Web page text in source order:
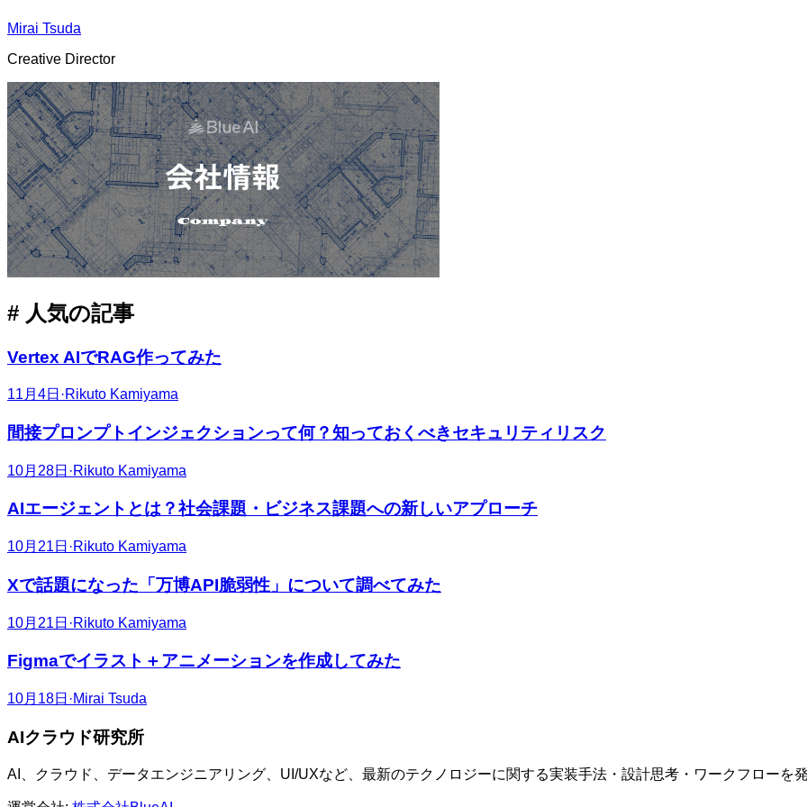
Mirai Tsuda​​​​‌ ‍ ​‍​‍‌‍ ‌ ​‍‌‍‍‌‌‍‌ ‌‍‍‌‌‍ ‍​‍​‍​ ‍‍​‍​‍‌ ​ ‌‍​‌‌‍ ‍‌‍‍‌‌ ‌​‌ ‍‌​‍ ‍‌‍‍‌‌‍ ​‍​‍​‍ ​​‍​‍‌‍‍​‌ ​‍‌‍‌‌‌‍‌‍​‍​‍​ ‍‍​‍​‍‌‍‍​‌ ‌​‌ ‌​‌ ​​​ ‍‍​‍ ​‍ ‌‍ ​‌‍ ‌‍​ ‌‍​‌‌‍ ​‌‍‍​‌‍ ‌ ​ ‌ ‌​​ ‍‍​ ​ ​ ​ ​ ​ ​ ​ ​‍ ‌‍‍‌‌‍ ‍‌ ‌​‌‍‌‌‌‍ ‍‌ ‌​​‍ ‌‍‌‌‌‍‌​‌‍‍‌‌ ‌​​‍ ‌‍ ‌‌‍ ‌‍‌​‌‍‌‌​ ‌‌ ​​‌ ​‍‌‍‌‌‌ ​ ‌‍‌‌‌‍ ‍‌ ‌​‌‍​‌‌ ‌​‌‍‍‌‌‍ ‌‍ ‍​ ‍ ‌‍‍‌‌‍‌​​ ‌​ ‌​​ ‌‌‌‍​‌‌‍​‍​ ‌​​ ‌‌​ ‍​​ ​ ​‍ ‌​ ‌ ​ ​ ‌‍​‍‌‍‌​​‍ ‌​ ‌​‌‍​‍‌‍‌‍​ ​ ​‍ ‌‌‍​‍​ ‍‌​ ​​‌‍​‍​‍ ‌​ ‌ ​ ‌‌​ ‌‌‌‍‌‍​ ​‌‌‍‌‌‌‍​‍​ ‌‌‌‍‌​​ ​‌‌‍‌‌​ ‌​​ ‍ ‌ ‌​‌ ‍‌‌ ​​‌‍‌‌​ ‌‌‍​‌‌ ‌‌‌ ‌​‌‍‍​‌‍ ‌ ​‍​ ‍ ‌ ​​‌‍​‌‌ ‌​‌‍‍​​ ‌‌‍ ‍‌‍​‌‌‍ ‌‌‍‌‌​ ‌‍​‍‌‍​‌‌ ​ ‌‍‌‌‌‌‌‌‌ ​‍‌‍ ​​ ‌‌‍‍​‌ ‌​‌ ‌​‌ ​​​‍‌‌​ ​ ‌​​‌​‍‌‌​ ​‍‌​‌‍​‍‌‌​ ​‍‌​‌‍‌‍ ​‌‍ ‌‍​ ‌‍​‌‌‍ ​‌‍‍​‌‍ ‌ ​ ‌ ‌​​‍‌‌​ ​ ‌​​‌​ ​ ​ ​ ​ ​ ​ ​ ​‍‌‍‌‍‍‌‌‍‌​​ ‌​ ‌​​ ‌‌‌‍​‌‌‍​‍​ ‌​​ ‌‌​ ‍​​ ​ ​‍ ‌​ ‌ ​ ​ ‌‍​‍‌‍‌​​‍ ‌​ ‌​‌‍​‍‌‍‌‍​ ​ ​‍ ‌‌‍​‍​ ‍‌​ ​​‌‍​‍​‍ ‌​ ‌ ​ ‌‌​ ‌‌‌‍‌‍​ ​‌‌‍‌‌‌‍​‍​ ‌‌‌‍‌​​ ​‌‌‍‌‌​ ‌​​‍‌‍‌ ‌​‌ ‍‌‌ ​​‌‍‌‌​ ‌‌‍​‌‌ ‌‌‌ ‌​‌‍‍​‌‍ ‌ ​‍​‍‌‍‌ ​​‌‍​‌‌ ‌​‌‍‍​​ ‌‌‍ ‍‌‍​‌‌‍ ‌‌‍‌‌​‍‌‍‌ ​​‌‍‌‌‌ ​‍‌ ​ ‌ ​​‌‍‌‌‌‍​ ‌ ‌​‌‍‍‌‌ ‌‍‌‍‌‌​ ‌‌ ​​‌ ‌‌‌‍​‍‌‍ ​‌‍‍‌‌ ​ ‌‍‍​‌‍‌‌‌‍‌​​‍​‍‌ ‌
Creative Director​​​​‌ ‍ ​‍​‍‌‍ ‌ ​‍‌‍‍‌‌‍‌ ‌‍‍‌‌‍ ‍​‍​‍​ ‍‍​‍​‍‌ ​ ‌‍​‌‌‍ ‍‌‍‍‌‌ ‌​‌ ‍‌​‍ ‍‌‍‍‌‌‍ ​‍​‍​‍ ​​‍​‍‌‍‍​‌ ​‍‌‍‌‌‌‍‌‍​‍​‍​ ‍‍​‍​‍‌‍‍​‌ ‌​‌ ‌​‌ ​​​ ‍‍​‍ ​‍ ‌‍ ​‌‍ ‌‍​ ‌‍​‌‌‍ ​‌‍‍​‌‍ ‌ ​ ‌ ‌​​ ‍‍​ ​ ​ ​ ​ ​ ​ ​ ​‍ ‌‍‍‌‌‍ ‍‌ ‌​‌‍‌‌‌‍ ‍‌ ‌​​‍ ‌‍‌‌‌‍‌​‌‍‍‌‌ ‌​​‍ ‌‍ ‌‌‍ ‌‍‌​‌‍‌‌​ ‌‌ ​​‌ ​‍‌‍‌‌‌ ​ ‌‍‌‌‌‍ ‍‌ ‌​‌‍​‌‌ ‌​‌‍‍‌‌‍ ‌‍ ‍​ ‍ ‌‍‍‌‌‍‌​​ ‌​ ‌​​ ‌‌‌‍​‌‌‍​‍​ ‌​​ ‌‌​ ‍​​ ​ ​‍ ‌​ ‌ ​ ​ ‌‍​‍‌‍‌​​‍ ‌​ ‌​‌‍​‍‌‍‌‍​ ​ ​‍ ‌‌‍​‍​ ‍‌​ ​​‌‍​‍​‍ ‌​ ‌ ​ ‌‌​ ‌‌‌‍‌‍​ ​‌‌‍‌‌‌‍​‍​ ‌‌‌‍‌​​ ​‌‌‍‌‌​ ‌​​ ‍ ‌ ‌​‌ ‍‌‌ ​​‌‍‌‌​ ‌‌‍​‌‌ ‌‌‌ ‌​‌‍‍​‌‍ ‌ ​‍​ ‍ ‌ ​​‌‍​‌‌ ‌​‌‍‍​​ ‌‌ ​​‌‍ ‌ ​ ‌‍‍‌‌ ‌​‌‍‍‌‌‍ ‌‍ ‍​ ‌‍​‍‌‍​‌‌ ​ ‌‍‌‌‌‌‌‌‌ ​‍‌‍ ​​ ‌‌‍‍​‌ ‌​‌ ‌​‌ ​​​‍‌‌​ ​ ‌​​‌​‍‌‌​ ​‍‌​‌‍​‍‌‌​ ​‍‌​‌‍‌‍ ​‌‍ ‌‍​ ‌‍​‌‌‍ ​‌‍‍​‌‍ ‌ ​ ‌ ‌​​‍‌‌​ ​ ‌​​‌​ ​ ​ ​ ​ ​ ​ ​ ​‍‌‍‌‍‍‌‌‍‌​​ ‌​ ‌​​ ‌‌‌‍​‌‌‍​‍​ ‌​​ ‌‌​ ‍​​ ​ ​‍ ‌​ ‌ ​ ​ ‌‍​‍‌‍‌​​‍ ‌​ ‌​‌‍​‍‌‍‌‍​ ​ ​‍ ‌‌‍​‍​ ‍‌​ ​​‌‍​‍​‍ ‌​ ‌ ​ ‌‌​ ‌‌‌‍‌‍​ ​‌‌‍‌‌‌‍​‍​ ‌‌‌‍‌​​ ​‌‌‍‌‌​ ‌​​‍‌‍‌ ‌​‌ ‍‌‌ ​​‌‍‌‌​ ‌‌‍​‌‌ ‌‌‌ ‌​‌‍‍​‌‍ ‌ ​‍​‍‌‍‌ ​​‌‍​‌‌ ‌​‌‍‍​​ ‌‌ ​​‌‍ ‌ ​ ‌‍‍‌‌ ‌​‌‍‍‌‌‍ ‌‍ ‍​‍‌‍‌ ​​‌‍‌‌‌ ​‍‌ ​ ‌ ​​‌‍‌‌‌‍​ ‌ ‌​‌‍‍‌‌ ‌‍‌‍‌‌​ ‌‌ ​​‌ ‌‌‌‍​‍‌‍ ​‌‍‍‌‌ ​ ‌‍‍​‌‍‌‌‌‍‌​​‍​‍‌ ‌
# 人気の記事
Vertex AIでRAG作ってみた​​​​‌ ‍ ​‍​‍‌‍ ‌ ​‍‌‍‍‌‌‍‌ ‌‍‍‌‌‍ ‍​‍​‍​ ‍‍​‍​‍‌ ​ ‌‍​‌‌‍ ‍‌‍‍‌‌ ‌​‌ ‍‌​‍ ‍‌‍‍‌‌‍ ​‍​‍​‍ ​​‍​‍‌‍‍​‌ ​‍‌‍‌‌‌‍‌‍​‍​‍​ ‍‍​‍​‍‌‍‍​‌ ‌​‌ ‌​‌ ​​​ ‍‍​‍ ​‍ ‌‍ ​‌‍ ‌‍​ ‌‍​‌‌‍ ​‌‍‍​‌‍ ‌ ​ ‌ ‌​​ ‍‍​ ​ ​ ​ ​ ​ ​ ​ ​‍ ‌‍‍‌‌‍ ‍‌ ‌​‌‍‌‌‌‍ ‍‌ ‌​​‍ ‌‍‌‌‌‍‌​‌‍‍‌‌ ‌​​‍ ‌‍ ‌‌‍ ‌‍‌​‌‍‌‌​ ‌‌ ​​‌ ​‍‌‍‌‌‌ ​ ‌‍‌‌‌‍ ‍‌ ‌​‌‍​‌‌ ‌​‌‍‍‌‌‍ ‌‍ ‍​ ‍ ‌‍‍‌‌‍‌​​ ‌​ ​ ​ ​ ‌‍​ ‌‍‌‌‌‍​ ‌‍​‌​ ‌‍​ ‍‌​‍ ‌‌‍‌​‌‍​ ​ ‌‌​ ​‌​‍ ‌​ ‌​‌‍‌‌​ ‌ ‌‍‌‌​‍ ‌​ ‍​‌‍‌‍​ ‍‌‌‍‌‌​‍ ‌‌‍‌​‌‍‌‌​ ​​​ ‌ ​ ‌‍​ ​‍‌‍​‌​ ‌ ​ ‍​‌‍‌​‌‍‌​​ ​ ​ ‍ ‌ ‌​‌ ‍‌‌ ​​‌‍‌‌​ ‌‌‍​‌‌ ​‍‌ ‌​‌‍‍‌‌‍​ ‌‍ ​‌‍‌‌​ ‍ ‌ ​​‌‍​‌‌ ‌​‌‍‍​​ ‌‌ ‌​‌‍‍‌‌ ‌​‌‍ ​‌‍‌‌​ ‌‍​‍‌‍​‌‌ ​ ‌‍‌‌‌‌‌‌‌ ​‍‌‍ ​​ ‌‌‍‍​‌ ‌​‌ ‌​‌ ​​​‍‌‌​ ​ ‌​​‌​‍‌‌​ ​‍‌​‌‍​‍‌‌​ ​‍‌​‌‍‌‍ ​‌‍ ‌‍​ ‌‍​‌‌‍ ​‌‍‍​‌‍ ‌ ​ ‌ ‌​​‍‌‌​ ​ ‌​​‌​ ​ ​ ​ ​ ​ ​ ​ ​‍‌‍‌‍‍‌‌‍‌​​ ‌​ ​ ​ ​ ‌‍​ ‌‍‌‌‌‍​ ‌‍​‌​ ‌‍​ ‍‌​‍ ‌‌‍‌​‌‍​ ​ ‌‌​ ​‌​‍ ‌​ ‌​‌‍‌‌​ ‌ ‌‍‌‌​‍ ‌​ ‍​‌‍‌‍​ ‍‌‌‍‌‌​‍ ‌‌‍‌​‌‍‌‌​ ​​​ ‌ ​ ‌‍​ ​‍‌‍​‌​ ‌ ​ ‍​‌‍‌​‌‍‌​​ ​ ​‍‌‍‌ ‌​‌ ‍‌‌ ​​‌‍‌‌​ ‌‌‍​‌‌ ​‍‌ ‌​‌‍‍‌‌‍​ ‌‍ ​‌‍‌‌​‍‌‍‌ ​​‌‍​‌‌ ‌​‌‍‍​​ ‌‌ ‌​‌‍‍‌‌ ‌​‌‍ ​‌‍‌‌​‍‌‍‌ ​​‌‍‌‌‌ ​‍‌ ​ ‌ ​​‌‍‌‌‌‍​ ‌ ‌​‌‍‍‌‌ ‌‍‌‍‌‌​ ‌‌ ​​‌ ‌‌‌‍​‍‌‍ ​‌‍‍‌‌ ​ ‌‍‍​‌‍‌‌‌‍‌​​‍​‍‌ ‌
11月4日 ·Rikuto Kamiyama​​​​‌ ‍ ​‍​‍‌‍ ‌ ​‍‌‍‍‌‌‍‌ ‌‍‍‌‌‍ ‍​‍​‍​ ‍‍​‍​‍‌ ​ ‌‍​‌‌‍ ‍‌‍‍‌‌ ‌​‌ ‍‌​‍ ‍‌‍‍‌‌‍ ​‍​‍​‍ ​​‍​‍‌‍‍​‌ ​‍‌‍‌‌‌‍‌‍​‍​‍​ ‍‍​‍​‍‌‍‍​‌ ‌​‌ ‌​‌ ​​​ ‍‍​‍ ​‍ ‌‍ ​‌‍ ‌‍​ ‌‍​‌‌‍ ​‌‍‍​‌‍ ‌ ​ ‌ ‌​​ ‍‍​ ​ ​ ​ ​ ​ ​ ​ ​‍ ‌‍‍‌‌‍ ‍‌ ‌​‌‍‌‌‌‍ ‍‌ ‌​​‍ ‌‍‌‌‌‍‌​‌‍‍‌‌ ‌​​‍ ‌‍ ‌‌‍ ‌‍‌​‌‍‌‌​ ‌‌ ​​‌ ​‍‌‍‌‌‌ ​ ‌‍‌‌‌‍ ‍‌ ‌​‌‍​‌‌ ‌​‌‍‍‌‌‍ ‌‍ ‍​ ‍ ‌‍‍‌‌‍‌​​ ‌​ ‌ ​ ​​​ ​ ‌‍‌​​ ‌‍​ ​ ​ ​​‌‍​‍​‍ ‌‌‍​‍​ ‌‍‌‍‌‌‌‍‌​​‍ ‌​ ‌​​ ‌‌​ ​ ‌‍​‍​‍ ‌‌‍​‌‌‍‌‍​ ‌ ​ ‍​​‍ ‌‌‍​‌‌‍‌‌​ ​‌‌‍​‍​ ‌ ​ ​ ​ ‍​​ ‌‍​ ‍‌‌‍​‍​ ‍​​ ​​​ ‍ ‌ ‌​‌ ‍‌‌ ​​‌‍‌‌​ ‌‌‍​‌‌ ‌‌‌ ‌​‌‍‍​‌‍ ‌ ​‍​ ‍ ‌ ​​‌‍​‌‌ ‌​‌‍‍​​ ‌‌‍ ‍‌‍​‌‌‍ ‌‌‍‌‌​ ‌‍​‍‌‍​‌‌ ​ ‌‍‌‌‌‌‌‌‌ ​‍‌‍ ​​ ‌‌‍‍​‌ ‌​‌ ‌​‌ ​​​‍‌‌​ ​ ‌​​‌​‍‌‌​ ​‍‌​‌‍​‍‌‌​ ​‍‌​‌‍‌‍ ​‌‍ ‌‍​ ‌‍​‌‌‍ ​‌‍‍​‌‍ ‌ ​ ‌ ‌​​‍‌‌​ ​ ‌​​‌​ ​ ​ ​ ​ ​ ​ ​ ​‍‌‍‌‍‍‌‌‍‌​​ ‌​ ‌ ​ ​​​ ​ ‌‍‌​​ ‌‍​ ​ ​ ​​‌‍​‍​‍ ‌‌‍​‍​ ‌‍‌‍‌‌‌‍‌​​‍ ‌​ ‌​​ ‌‌​ ​ ‌‍​‍​‍ ‌‌‍​‌‌‍‌‍​ ‌ ​ ‍​​‍ ‌‌‍​‌‌‍‌‌​ ​‌‌‍​‍​ ‌ ​ ​ ​ ‍​​ ‌‍​ ‍‌‌‍​‍​ ‍​​ ​​​‍‌‍‌ ‌​‌ ‍‌‌ ​​‌‍‌‌​ ‌‌‍​‌‌ ‌‌‌ ‌​‌‍‍​‌‍ ‌ ​‍​‍‌‍‌ ​​‌‍​‌‌ ‌​‌‍‍​​ ‌‌‍ ‍‌‍​‌‌‍ ‌‌‍‌‌​‍‌‍‌ ​​‌‍‌‌‌ ​‍‌ ​ ‌ ​​‌‍‌‌‌‍​ ‌ ‌​‌‍‍‌‌ ‌‍‌‍‌‌​ ‌‌ ​​‌ ‌‌‌‍​‍‌‍ ​‌‍‍‌‌ ​ ‌‍‍​‌‍‌‌‌‍‌​​‍​‍‌ ‌
間接プロンプトインジェクションって何？知っておくべきセキュリティリスク​​​​‌ ‍ ​‍​‍‌‍ ‌ ​‍‌‍‍‌‌‍‌ ‌‍‍‌‌‍ ‍​‍​‍​ ‍‍​‍​‍‌ ​ ‌‍​‌‌‍ ‍‌‍‍‌‌ ‌​‌ ‍‌​‍ ‍‌‍‍‌‌‍ ​‍​‍​‍ ​​‍​‍‌‍‍​‌ ​‍‌‍‌‌‌‍‌‍​‍​‍​ ‍‍​‍​‍‌‍‍​‌ ‌​‌ ‌​‌ ​​​ ‍‍​‍ ​‍ ‌‍ ​‌‍ ‌‍​ ‌‍​‌‌‍ ​‌‍‍​‌‍ ‌ ​ ‌ ‌​​ ‍‍​ ​ ​ ​ ​ ​ ​ ​ ​‍ ‌‍‍‌‌‍ ‍‌ ‌​‌‍‌‌‌‍ ‍‌ ‌​​‍ ‌‍‌‌‌‍‌​‌‍‍‌‌ ‌​​‍ ‌‍ ‌‌‍ ‌‍‌​‌‍‌‌​ ‌‌ ​​‌ ​‍‌‍‌‌‌ ​ ‌‍‌‌‌‍ ‍‌ ‌​‌‍​‌‌ ‌​‌‍‍‌‌‍ ‌‍ ‍​ ‍ ‌‍‍‌‌‍‌​​ ‌​ ‌ ​ ‍​‌‍‌‌​ ‌​‌‍‌​‌‍‌​​ ‌‌​ ​‍​‍ ‌​ ​​​ ‌‍​ ​ ​ ‌‌​‍ ‌​ ‌​‌‍​ ​ ​ ‌‍​‍​‍ ‌​ ‍​​ ‌‌‌‍​‌‌‍‌​​‍ ‌​ ‌‍​ ​‍‌‍​‍‌‍​ ​ ​‍​ ​‌‌‍​‍‌‍​‌‌‍​ ​ ‌‌‌‍‌‍‌‍‌‌​ ‍ ‌ ‌​‌ ‍‌‌ ​​‌‍‌‌​ ‌‌‍​‌‌ ​‍‌ ‌​‌‍‍‌‌‍​ ‌‍ ​‌‍‌‌​ ‍ ‌ ​​‌‍​‌‌ ‌​‌‍‍​​ ‌‌ ‌​‌‍‍‌‌ ‌​‌‍ ​‌‍‌‌​ ‌‍​‍‌‍​‌‌ ​ ‌‍‌‌‌‌‌‌‌ ​‍‌‍ ​​ ‌‌‍‍​‌ ‌​‌ ‌​‌ ​​​‍‌‌​ ​ ‌​​‌​‍‌‌​ ​‍‌​‌‍​‍‌‌​ ​‍‌​‌‍‌‍ ​‌‍ ‌‍​ ‌‍​‌‌‍ ​‌‍‍​‌‍ ‌ ​ ‌ ‌​​‍‌‌​ ​ ‌​​‌​ ​ ​ ​ ​ ​ ​ ​ ​‍‌‍‌‍‍‌‌‍‌​​ ‌​ ‌ ​ ‍​‌‍‌‌​ ‌​‌‍‌​‌‍‌​​ ‌‌​ ​‍​‍ ‌​ ​​​ ‌‍​ ​ ​ ‌‌​‍ ‌​ ‌​‌‍​ ​ ​ ‌‍​‍​‍ ‌​ ‍​​ ‌‌‌‍​‌‌‍‌​​‍ ‌​ ‌‍​ ​‍‌‍​‍‌‍​ ​ ​‍​ ​‌‌‍​‍‌‍​‌‌‍​ ​ ‌‌‌‍‌‍‌‍‌‌​‍‌‍‌ ‌​‌ ‍‌‌ ​​‌‍‌‌​ ‌‌‍​‌‌ ​‍‌ ‌​‌‍‍‌‌‍​ ‌‍ ​‌‍‌‌​‍‌‍‌ ​​‌‍​‌‌ ‌​‌‍‍​​ ‌‌ ‌​‌‍‍‌‌ ‌​‌‍ ​‌‍‌‌​‍‌‍‌ ​​‌‍‌‌‌ ​‍‌ ​ ‌ ​​‌‍‌‌‌‍​ ‌ ‌​‌‍‍‌‌ ‌‍‌‍‌‌​ ‌‌ ​​‌ ‌‌‌‍​‍‌‍ ​‌‍‍‌‌ ​ ‌‍‍​‌‍‌‌‌‍‌​​‍​‍‌ ‌
10月28日 ·Rikuto Kamiyama​​​​‌ ‍ ​‍​‍‌‍ ‌ ​‍‌‍‍‌‌‍‌ ‌‍‍‌‌‍ ‍​‍​‍​ ‍‍​‍​‍‌ ​ ‌‍​‌‌‍ ‍‌‍‍‌‌ ‌​‌ ‍‌​‍ ‍‌‍‍‌‌‍ ​‍​‍​‍ ​​‍​‍‌‍‍​‌ ​‍‌‍‌‌‌‍‌‍​‍​‍​ ‍‍​‍​‍‌‍‍​‌ ‌​‌ ‌​‌ ​​​ ‍‍​‍ ​‍ ‌‍ ​‌‍ ‌‍​ ‌‍​‌‌‍ ​‌‍‍​‌‍ ‌ ​ ‌ ‌​​ ‍‍​ ​ ​ ​ ​ ​ ​ ​ ​‍ ‌‍‍‌‌‍ ‍‌ ‌​‌‍‌‌‌‍ ‍‌ ‌​​‍ ‌‍‌‌‌‍‌​‌‍‍‌‌ ‌​​‍ ‌‍ ‌‌‍ ‌‍‌​‌‍‌‌​ ‌‌ ​​‌ ​‍‌‍‌‌‌ ​ ‌‍‌‌‌‍ ‍‌ ‌​‌‍​‌‌ ‌​‌‍‍‌‌‍ ‌‍ ‍​ ‍ ‌‍‍‌‌‍‌​​ ‌​ ‌ ​ ​​​ ​ ‌‍‌​​ ‌‍​ ​ ​ ​​‌‍​‍​‍ ‌‌‍​‍​ ‌‍‌‍‌‌‌‍‌​​‍ ‌​ ‌​​ ‌‌​ ​ ‌‍​‍​‍ ‌‌‍​‌‌‍‌‍​ ‌ ​ ‍​​‍ ‌‌‍​‌‌‍‌‌​ ​‌‌‍​‍​ ‌ ​ ​ ​ ‍​​ ‌‍​ ‍‌‌‍​‍​ ‍​​ ​​​ ‍ ‌ ‌​‌ ‍‌‌ ​​‌‍‌‌​ ‌‌‍​‌‌ ‌‌‌ ‌​‌‍‍​‌‍ ‌ ​‍​ ‍ ‌ ​​‌‍​‌‌ ‌​‌‍‍​​ ‌‌‍ ‍‌‍​‌‌‍ ‌‌‍‌‌​ ‌‍​‍‌‍​‌‌ ​ ‌‍‌‌‌‌‌‌‌ ​‍‌‍ ​​ ‌‌‍‍​‌ ‌​‌ ‌​‌ ​​​‍‌‌​ ​ ‌​​‌​‍‌‌​ ​‍‌​‌‍​‍‌‌​ ​‍‌​‌‍‌‍ ​‌‍ ‌‍​ ‌‍​‌‌‍ ​‌‍‍​‌‍ ‌ ​ ‌ ‌​​‍‌‌​ ​ ‌​​‌​ ​ ​ ​ ​ ​ ​ ​ ​‍‌‍‌‍‍‌‌‍‌​​ ‌​ ‌ ​ ​​​ ​ ‌‍‌​​ ‌‍​ ​ ​ ​​‌‍​‍​‍ ‌‌‍​‍​ ‌‍‌‍‌‌‌‍‌​​‍ ‌​ ‌​​ ‌‌​ ​ ‌‍​‍​‍ ‌‌‍​‌‌‍‌‍​ ‌ ​ ‍​​‍ ‌‌‍​‌‌‍‌‌​ ​‌‌‍​‍​ ‌ ​ ​ ​ ‍​​ ‌‍​ ‍‌‌‍​‍​ ‍​​ ​​​‍‌‍‌ ‌​‌ ‍‌‌ ​​‌‍‌‌​ ‌‌‍​‌‌ ‌‌‌ ‌​‌‍‍​‌‍ ‌ ​‍​‍‌‍‌ ​​‌‍​‌‌ ‌​‌‍‍​​ ‌‌‍ ‍‌‍​‌‌‍ ‌‌‍‌‌​‍‌‍‌ ​​‌‍‌‌‌ ​‍‌ ​ ‌ ​​‌‍‌‌‌‍​ ‌ ‌​‌‍‍‌‌ ‌‍‌‍‌‌​ ‌‌ ​​‌ ‌‌‌‍​‍‌‍ ​‌‍‍‌‌ ​ ‌‍‍​‌‍‌‌‌‍‌​​‍​‍‌ ‌
AIエージェントとは？社会課題・ビジネス課題への新しいアプローチ​​​​‌ ‍ ​‍​‍‌‍ ‌ ​‍‌‍‍‌‌‍‌ ‌‍‍‌‌‍ ‍​‍​‍​ ‍‍​‍​‍‌ ​ ‌‍​‌‌‍ ‍‌‍‍‌‌ ‌​‌ ‍‌​‍ ‍‌‍‍‌‌‍ ​‍​‍​‍ ​​‍​‍‌‍‍​‌ ​‍‌‍‌‌‌‍‌‍​‍​‍​ ‍‍​‍​‍‌‍‍​‌ ‌​‌ ‌​‌ ​​​ ‍‍​‍ ​‍ ‌‍ ​‌‍ ‌‍​ ‌‍​‌‌‍ ​‌‍‍​‌‍ ‌ ​ ‌ ‌​​ ‍‍​ ​ ​ ​ ​ ​ ​ ​ ​‍ ‌‍‍‌‌‍ ‍‌ ‌​‌‍‌‌‌‍ ‍‌ ‌​​‍ ‌‍‌‌‌‍‌​‌‍‍‌‌ ‌​​‍ ‌‍ ‌‌‍ ‌‍‌​‌‍‌‌​ ‌‌ ​​‌ ​‍‌‍‌‌‌ ​ ‌‍‌‌‌‍ ‍‌ ‌​‌‍​‌‌ ‌​‌‍‍‌‌‍ ‌‍ ‍​ ‍ ‌‍‍‌‌‍‌​​ ‌‌‍‌‌‌‍​ ​ ​‍​ ‌​​ ‌‍​ ​ ​ ‍‌​ ​‍​‍ ‌‌‍‌‍​ ​ ​ ‍‌‌‍​ ​‍ ‌​ ‌​‌‍​‍​ ​‌​ ‌‌​‍ ‌‌‍​‍​ ‌​‌‍‌‌​ ‍​​‍ ‌‌‍​ ​ ​‌​ ‌ ​ ​‌​ ‍‌​ ‌‌​ ‍‌​ ​​​ ‌​‌‍‌​‌‍‌‍​ ‍​​ ‍ ‌ ‌​‌ ‍‌‌ ​​‌‍‌‌​ ‌‌‍​‌‌ ​‍‌ ‌​‌‍‍‌‌‍​ ‌‍ ​‌‍‌‌​ ‍ ‌ ​​‌‍​‌‌ ‌​‌‍‍​​ ‌‌ ‌​‌‍‍‌‌ ‌​‌‍ ​‌‍‌‌​ ‌‍​‍‌‍​‌‌ ​ ‌‍‌‌‌‌‌‌‌ ​‍‌‍ ​​ ‌‌‍‍​‌ ‌​‌ ‌​‌ ​​​‍‌‌​ ​ ‌​​‌​‍‌‌​ ​‍‌​‌‍​‍‌‌​ ​‍‌​‌‍‌‍ ​‌‍ ‌‍​ ‌‍​‌‌‍ ​‌‍‍​‌‍ ‌ ​ ‌ ‌​​‍‌‌​ ​ ‌​​‌​ ​ ​ ​ ​ ​ ​ ​ ​‍‌‍‌‍‍‌‌‍‌​​ ‌‌‍‌‌‌‍​ ​ ​‍​ ‌​​ ‌‍​ ​ ​ ‍‌​ ​‍​‍ ‌‌‍‌‍​ ​ ​ ‍‌‌‍​ ​‍ ‌​ ‌​‌‍​‍​ ​‌​ ‌‌​‍ ‌‌‍​‍​ ‌​‌‍‌‌​ ‍​​‍ ‌‌‍​ ​ ​‌​ ‌ ​ ​‌​ ‍‌​ ‌‌​ ‍‌​ ​​​ ‌​‌‍‌​‌‍‌‍​ ‍​​‍‌‍‌ ‌​‌ ‍‌‌ ​​‌‍‌‌​ ‌‌‍​‌‌ ​‍‌ ‌​‌‍‍‌‌‍​ ‌‍ ​‌‍‌‌​‍‌‍‌ ​​‌‍​‌‌ ‌​‌‍‍​​ ‌‌ ‌​‌‍‍‌‌ ‌​‌‍ ​‌‍‌‌​‍‌‍‌ ​​‌‍‌‌‌ ​‍‌ ​ ‌ ​​‌‍‌‌‌‍​ ‌ ‌​‌‍‍‌‌ ‌‍‌‍‌‌​ ‌‌ ​​‌ ‌‌‌‍​‍‌‍ ​‌‍‍‌‌ ​ ‌‍‍​‌‍‌‌‌‍‌​​‍​‍‌ ‌
10月21日 ·Rikuto Kamiyama​​​​‌ ‍ ​‍​‍‌‍ ‌ ​‍‌‍‍‌‌‍‌ ‌‍‍‌‌‍ ‍​‍​‍​ ‍‍​‍​‍‌ ​ ‌‍​‌‌‍ ‍‌‍‍‌‌ ‌​‌ ‍‌​‍ ‍‌‍‍‌‌‍ ​‍​‍​‍ ​​‍​‍‌‍‍​‌ ​‍‌‍‌‌‌‍‌‍​‍​‍​ ‍‍​‍​‍‌‍‍​‌ ‌​‌ ‌​‌ ​​​ ‍‍​‍ ​‍ ‌‍ ​‌‍ ‌‍​ ‌‍​‌‌‍ ​‌‍‍​‌‍ ‌ ​ ‌ ‌​​ ‍‍​ ​ ​ ​ ​ ​ ​ ​ ​‍ ‌‍‍‌‌‍ ‍‌ ‌​‌‍‌‌‌‍ ‍‌ ‌​​‍ ‌‍‌‌‌‍‌​‌‍‍‌‌ ‌​​‍ ‌‍ ‌‌‍ ‌‍‌​‌‍‌‌​ ‌‌ ​​‌ ​‍‌‍‌‌‌ ​ ‌‍‌‌‌‍ ‍‌ ‌​‌‍​‌‌ ‌​‌‍‍‌‌‍ ‌‍ ‍​ ‍ ‌‍‍‌‌‍‌​​ ‌​ ‌ ​ ​​​ ​ ‌‍‌​​ ‌‍​ ​ ​ ​​‌‍​‍​‍ ‌‌‍​‍​ ‌‍‌‍‌‌‌‍‌​​‍ ‌​ ‌​​ ‌‌​ ​ ‌‍​‍​‍ ‌‌‍​‌‌‍‌‍​ ‌ ​ ‍​​‍ ‌‌‍​‌‌‍‌‌​ ​‌‌‍​‍​ ‌ ​ ​ ​ ‍​​ ‌‍​ ‍‌‌‍​‍​ ‍​​ ​​​ ‍ ‌ ‌​‌ ‍‌‌ ​​‌‍‌‌​ ‌‌‍​‌‌ ‌‌‌ ‌​‌‍‍​‌‍ ‌ ​‍​ ‍ ‌ ​​‌‍​‌‌ ‌​‌‍‍​​ ‌‌‍ ‍‌‍​‌‌‍ ‌‌‍‌‌​ ‌‍​‍‌‍​‌‌ ​ ‌‍‌‌‌‌‌‌‌ ​‍‌‍ ​​ ‌‌‍‍​‌ ‌​‌ ‌​‌ ​​​‍‌‌​ ​ ‌​​‌​‍‌‌​ ​‍‌​‌‍​‍‌‌​ ​‍‌​‌‍‌‍ ​‌‍ ‌‍​ ‌‍​‌‌‍ ​‌‍‍​‌‍ ‌ ​ ‌ ‌​​‍‌‌​ ​ ‌​​‌​ ​ ​ ​ ​ ​ ​ ​ ​‍‌‍‌‍‍‌‌‍‌​​ ‌​ ‌ ​ ​​​ ​ ‌‍‌​​ ‌‍​ ​ ​ ​​‌‍​‍​‍ ‌‌‍​‍​ ‌‍‌‍‌‌‌‍‌​​‍ ‌​ ‌​​ ‌‌​ ​ ‌‍​‍​‍ ‌‌‍​‌‌‍‌‍​ ‌ ​ ‍​​‍ ‌‌‍​‌‌‍‌‌​ ​‌‌‍​‍​ ‌ ​ ​ ​ ‍​​ ‌‍​ ‍‌‌‍​‍​ ‍​​ ​​​‍‌‍‌ ‌​‌ ‍‌‌ ​​‌‍‌‌​ ‌‌‍​‌‌ ‌‌‌ ‌​‌‍‍​‌‍ ‌ ​‍​‍‌‍‌ ​​‌‍​‌‌ ‌​‌‍‍​​ ‌‌‍ ‍‌‍​‌‌‍ ‌‌‍‌‌​‍‌‍‌ ​​‌‍‌‌‌ ​‍‌ ​ ‌ ​​‌‍‌‌‌‍​ ‌ ‌​‌‍‍‌‌ ‌‍‌‍‌‌​ ‌‌ ​​‌ ‌‌‌‍​‍‌‍ ​‌‍‍‌‌ ​ ‌‍‍​‌‍‌‌‌‍‌​​‍​‍‌ ‌
Xで話題になった「万博API脆弱性」について調べてみた​​​​‌ ‍ ​‍​‍‌‍ ‌ ​‍‌‍‍‌‌‍‌ ‌‍‍‌‌‍ ‍​‍​‍​ ‍‍​‍​‍‌ ​ ‌‍​‌‌‍ ‍‌‍‍‌‌ ‌​‌ ‍‌​‍ ‍‌‍‍‌‌‍ ​‍​‍​‍ ​​‍​‍‌‍‍​‌ ​‍‌‍‌‌‌‍‌‍​‍​‍​ ‍‍​‍​‍‌‍‍​‌ ‌​‌ ‌​‌ ​​​ ‍‍​‍ ​‍ ‌‍ ​‌‍ ‌‍​ ‌‍​‌‌‍ ​‌‍‍​‌‍ ‌ ​ ‌ ‌​​ ‍‍​ ​ ​ ​ ​ ​ ​ ​ ​‍ ‌‍‍‌‌‍ ‍‌ ‌​‌‍‌‌‌‍ ‍‌ ‌​​‍ ‌‍‌‌‌‍‌​‌‍‍‌‌ ‌​​‍ ‌‍ ‌‌‍ ‌‍‌​‌‍‌‌​ ‌‌ ​​‌ ​‍‌‍‌‌‌ ​ ‌‍‌‌‌‍ ‍‌ ‌​‌‍​‌‌ ‌​‌‍‍‌‌‍ ‌‍ ‍​ ‍ ‌‍‍‌‌‍‌​​ ‌‌‍​‌​ ​​‌‍‌‍​ ‌ ​ ‌​​ ‌ ‌‍​ ‌‍​ ​‍ ‌‌‍‌‌‌‍‌‌​ ‌‍‌‍​‌​‍ ‌​ ‌​‌‍​ ​ ‌ ‌‍‌​​‍ ‌​ ‍‌​ ​​‌‍​‍​ ‌‌​‍ ‌​ ‍​‌‍​‍​ ‌‌​ ​‌​ ​‍‌‍​‌​ ‌‌​ ​‌​ ‌​‌‍‌​​ ‍‌‌‍​ ​ ‍ ‌ ‌​‌ ‍‌‌ ​​‌‍‌‌​ ‌‌‍​‌‌ ​‍‌ ‌​‌‍‍‌‌‍​ ‌‍ ​‌‍‌‌​ ‍ ‌ ​​‌‍​‌‌ ‌​‌‍‍​​ ‌‌ ‌​‌‍‍‌‌ ‌​‌‍ ​‌‍‌‌​ ‌‍​‍‌‍​‌‌ ​ ‌‍‌‌‌‌‌‌‌ ​‍‌‍ ​​ ‌‌‍‍​‌ ‌​‌ ‌​‌ ​​​‍‌‌​ ​ ‌​​‌​‍‌‌​ ​‍‌​‌‍​‍‌‌​ ​‍‌​‌‍‌‍ ​‌‍ ‌‍​ ‌‍​‌‌‍ ​‌‍‍​‌‍ ‌ ​ ‌ ‌​​‍‌‌​ ​ ‌​​‌​ ​ ​ ​ ​ ​ ​ ​ ​‍‌‍‌‍‍‌‌‍‌​​ ‌‌‍​‌​ ​​‌‍‌‍​ ‌ ​ ‌​​ ‌ ‌‍​ ‌‍​ ​‍ ‌‌‍‌‌‌‍‌‌​ ‌‍‌‍​‌​‍ ‌​ ‌​‌‍​ ​ ‌ ‌‍‌​​‍ ‌​ ‍‌​ ​​‌‍​‍​ ‌‌​‍ ‌​ ‍​‌‍​‍​ ‌‌​ ​‌​ ​‍‌‍​‌​ ‌‌​ ​‌​ ‌​‌‍‌​​ ‍‌‌‍​ ​‍‌‍‌ ‌​‌ ‍‌‌ ​​‌‍‌‌​ ‌‌‍​‌‌ ​‍‌ ‌​‌‍‍‌‌‍​ ‌‍ ​‌‍‌‌​‍‌‍‌ ​​‌‍​‌‌ ‌​‌‍‍​​ ‌‌ ‌​‌‍‍‌‌ ‌​‌‍ ​‌‍‌‌​‍‌‍‌ ​​‌‍‌‌‌ ​‍‌ ​ ‌ ​​‌‍‌‌‌‍​ ‌ ‌​‌‍‍‌‌ ‌‍‌‍‌‌​ ‌‌ ​​‌ ‌‌‌‍​‍‌‍ ​‌‍‍‌‌ ​ ‌‍‍​‌‍‌‌‌‍‌​​‍​‍‌ ‌
10月21日 ·Rikuto Kamiyama​​​​‌ ‍ ​‍​‍‌‍ ‌ ​‍‌‍‍‌‌‍‌ ‌‍‍‌‌‍ ‍​‍​‍​ ‍‍​‍​‍‌ ​ ‌‍​‌‌‍ ‍‌‍‍‌‌ ‌​‌ ‍‌​‍ ‍‌‍‍‌‌‍ ​‍​‍​‍ ​​‍​‍‌‍‍​‌ ​‍‌‍‌‌‌‍‌‍​‍​‍​ ‍‍​‍​‍‌‍‍​‌ ‌​‌ ‌​‌ ​​​ ‍‍​‍ ​‍ ‌‍ ​‌‍ ‌‍​ ‌‍​‌‌‍ ​‌‍‍​‌‍ ‌ ​ ‌ ‌​​ ‍‍​ ​ ​ ​ ​ ​ ​ ​ ​‍ ‌‍‍‌‌‍ ‍‌ ‌​‌‍‌‌‌‍ ‍‌ ‌​​‍ ‌‍‌‌‌‍‌​‌‍‍‌‌ ‌​​‍ ‌‍ ‌‌‍ ‌‍‌​‌‍‌‌​ ‌‌ ​​‌ ​‍‌‍‌‌‌ ​ ‌‍‌‌‌‍ ‍‌ ‌​‌‍​‌‌ ‌​‌‍‍‌‌‍ ‌‍ ‍​ ‍ ‌‍‍‌‌‍‌​​ ‌​ ‌ ​ ​​​ ​ ‌‍‌​​ ‌‍​ ​ ​ ​​‌‍​‍​‍ ‌‌‍​‍​ ‌‍‌‍‌‌‌‍‌​​‍ ‌​ ‌​​ ‌‌​ ​ ‌‍​‍​‍ ‌‌‍​‌‌‍‌‍​ ‌ ​ ‍​​‍ ‌‌‍​‌‌‍‌‌​ ​‌‌‍​‍​ ‌ ​ ​ ​ ‍​​ ‌‍​ ‍‌‌‍​‍​ ‍​​ ​​​ ‍ ‌ ‌​‌ ‍‌‌ ​​‌‍‌‌​ ‌‌‍​‌‌ ‌‌‌ ‌​‌‍‍​‌‍ ‌ ​‍​ ‍ ‌ ​​‌‍​‌‌ ‌​‌‍‍​​ ‌‌‍ ‍‌‍​‌‌‍ ‌‌‍‌‌​ ‌‍​‍‌‍​‌‌ ​ ‌‍‌‌‌‌‌‌‌ ​‍‌‍ ​​ ‌‌‍‍​‌ ‌​‌ ‌​‌ ​​​‍‌‌​ ​ ‌​​‌​‍‌‌​ ​‍‌​‌‍​‍‌‌​ ​‍‌​‌‍‌‍ ​‌‍ ‌‍​ ‌‍​‌‌‍ ​‌‍‍​‌‍ ‌ ​ ‌ ‌​​‍‌‌​ ​ ‌​​‌​ ​ ​ ​ ​ ​ ​ ​ ​‍‌‍‌‍‍‌‌‍‌​​ ‌​ ‌ ​ ​​​ ​ ‌‍‌​​ ‌‍​ ​ ​ ​​‌‍​‍​‍ ‌‌‍​‍​ ‌‍‌‍‌‌‌‍‌​​‍ ‌​ ‌​​ ‌‌​ ​ ‌‍​‍​‍ ‌‌‍​‌‌‍‌‍​ ‌ ​ ‍​​‍ ‌‌‍​‌‌‍‌‌​ ​‌‌‍​‍​ ‌ ​ ​ ​ ‍​​ ‌‍​ ‍‌‌‍​‍​ ‍​​ ​​​‍‌‍‌ ‌​‌ ‍‌‌ ​​‌‍‌‌​ ‌‌‍​‌‌ ‌‌‌ ‌​‌‍‍​‌‍ ‌ ​‍​‍‌‍‌ ​​‌‍​‌‌ ‌​‌‍‍​​ ‌‌‍ ‍‌‍​‌‌‍ ‌‌‍‌‌​‍‌‍‌ ​​‌‍‌‌‌ ​‍‌ ​ ‌ ​​‌‍‌‌‌‍​ ‌ ‌​‌‍‍‌‌ ‌‍‌‍‌‌​ ‌‌ ​​‌ ‌‌‌‍​‍‌‍ ​‌‍‍‌‌ ​ ‌‍‍​‌‍‌‌‌‍‌​​‍​‍‌ ‌
Figmaでイラスト＋アニメーションを作成してみた​​​​‌ ‍ ​‍​‍‌‍ ‌ ​‍‌‍‍‌‌‍‌ ‌‍‍‌‌‍ ‍​‍​‍​ ‍‍​‍​‍‌ ​ ‌‍​‌‌‍ ‍‌‍‍‌‌ ‌​‌ ‍‌​‍ ‍‌‍‍‌‌‍ ​‍​‍​‍ ​​‍​‍‌‍‍​‌ ​‍‌‍‌‌‌‍‌‍​‍​‍​ ‍‍​‍​‍‌‍‍​‌ ‌​‌ ‌​‌ ​​​ ‍‍​‍ ​‍ ‌‍ ​‌‍ ‌‍​ ‌‍​‌‌‍ ​‌‍‍​‌‍ ‌ ​ ‌ ‌​​ ‍‍​ ​ ​ ​ ​ ​ ​ ​ ​‍ ‌‍‍‌‌‍ ‍‌ ‌​‌‍‌‌‌‍ ‍‌ ‌​​‍ ‌‍‌‌‌‍‌​‌‍‍‌‌ ‌​​‍ ‌‍ ‌‌‍ ‌‍‌​‌‍‌‌​ ‌‌ ​​‌ ​‍‌‍‌‌‌ ​ ‌‍‌‌‌‍ ‍‌ ‌​‌‍​‌‌ ‌​‌‍‍‌‌‍ ‌‍ ‍​ ‍ ‌‍‍‌‌‍‌​​ ‌​ ​ ‌‍‌‌​ ‌‍​ ‌ ​ ‍‌‌‍​ ‌‍‌​‌‍​‍​‍ ‌‌‍‌‍​ ‌‍​ ​​‌‍​ ​‍ ‌​ ‌​‌‍‌‍‌‍​‌​ ​​​‍ ‌‌‍​‌​ ​‌‌‍​‍‌‍​‌​‍ ‌​ ​​​ ​‍‌‍​‍​ ‌‍​ ​‌‌‍‌​​ ‌‌​ ‌​​ ‌ ‌‍​‍​ ‌​‌‍​‌​ ‍ ‌ ‌​‌ ‍‌‌ ​​‌‍‌‌​ ‌‌‍​‌‌ ​‍‌ ‌​‌‍‍‌‌‍​ ‌‍ ​‌‍‌‌​ ‍ ‌ ​​‌‍​‌‌ ‌​‌‍‍​​ ‌‌ ‌​‌‍‍‌‌ ‌​‌‍ ​‌‍‌‌​ ‌‍​‍‌‍​‌‌ ​ ‌‍‌‌‌‌‌‌‌ ​‍‌‍ ​​ ‌‌‍‍​‌ ‌​‌ ‌​‌ ​​​‍‌‌​ ​ ‌​​‌​‍‌‌​ ​‍‌​‌‍​‍‌‌​ ​‍‌​‌‍‌‍ ​‌‍ ‌‍​ ‌‍​‌‌‍ ​‌‍‍​‌‍ ‌ ​ ‌ ‌​​‍‌‌​ ​ ‌​​‌​ ​ ​ ​ ​ ​ ​ ​ ​‍‌‍‌‍‍‌‌‍‌​​ ‌​ ​ ‌‍‌‌​ ‌‍​ ‌ ​ ‍‌‌‍​ ‌‍‌​‌‍​‍​‍ ‌‌‍‌‍​ ‌‍​ ​​‌‍​ ​‍ ‌​ ‌​‌‍‌‍‌‍​‌​ ​​​‍ ‌‌‍​‌​ ​‌‌‍​‍‌‍​‌​‍ ‌​ ​​​ ​‍‌‍​‍​ ‌‍​ ​‌‌‍‌​​ ‌‌​ ‌​​ ‌ ‌‍​‍​ ‌​‌‍​‌​‍‌‍‌ ‌​‌ ‍‌‌ ​​‌‍‌‌​ ‌‌‍​‌‌ ​‍‌ ‌​‌‍‍‌‌‍​ ‌‍ ​‌‍‌‌​‍‌‍‌ ​​‌‍​‌‌ ‌​‌‍‍​​ ‌‌ ‌​‌‍‍‌‌ ‌​‌‍ ​‌‍‌‌​‍‌‍‌ ​​‌‍‌‌‌ ​‍‌ ​ ‌ ​​‌‍‌‌‌‍​ ‌ ‌​‌‍‍‌‌ ‌‍‌‍‌‌​ ‌‌ ​​‌ ‌‌‌‍​‍‌‍ ​‌‍‍‌‌ ​ ‌‍‍​‌‍‌‌‌‍‌​​‍​‍‌ ‌
10月18日 ·Mirai Tsuda​​​​‌ ‍ ​‍​‍‌‍ ‌ ​‍‌‍‍‌‌‍‌ ‌‍‍‌‌‍ ‍​‍​‍​ ‍‍​‍​‍‌ ​ ‌‍​‌‌‍ ‍‌‍‍‌‌ ‌​‌ ‍‌​‍ ‍‌‍‍‌‌‍ ​‍​‍​‍ ​​‍​‍‌‍‍​‌ ​‍‌‍‌‌‌‍‌‍​‍​‍​ ‍‍​‍​‍‌‍‍​‌ ‌​‌ ‌​‌ ​​​ ‍‍​‍ ​‍ ‌‍ ​‌‍ ‌‍​ ‌‍​‌‌‍ ​‌‍‍​‌‍ ‌ ​ ‌ ‌​​ ‍‍​ ​ ​ ​ ​ ​ ​ ​ ​‍ ‌‍‍‌‌‍ ‍‌ ‌​‌‍‌‌‌‍ ‍‌ ‌​​‍ ‌‍‌‌‌‍‌​‌‍‍‌‌ ‌​​‍ ‌‍ ‌‌‍ ‌‍‌​‌‍‌‌​ ‌‌ ​​‌ ​‍‌‍‌‌‌ ​ ‌‍‌‌‌‍ ‍‌ ‌​‌‍​‌‌ ‌​‌‍‍‌‌‍ ‌‍ ‍​ ‍ ‌‍‍‌‌‍‌​​ ‌​ ‌​​ ‌‌‌‍​‌‌‍​‍​ ‌​​ ‌‌​ ‍​​ ​ ​‍ ‌​ ‌ ​ ​ ‌‍​‍‌‍‌​​‍ ‌​ ‌​‌‍​‍‌‍‌‍​ ​ ​‍ ‌‌‍​‍​ ‍‌​ ​​‌‍​‍​‍ ‌​ ‌ ​ ‌‌​ ‌‌‌‍‌‍​ ​‌‌‍‌‌‌‍​‍​ ‌‌‌‍‌​​ ​‌‌‍‌‌​ ‌​​ ‍ ‌ ‌​‌ ‍‌‌ ​​‌‍‌‌​ ‌‌‍​‌‌ ‌‌‌ ‌​‌‍‍​‌‍ ‌ ​‍​ ‍ ‌ ​​‌‍​‌‌ ‌​‌‍‍​​ ‌‌‍ ‍‌‍​‌‌‍ ‌‌‍‌‌​ ‌‍​‍‌‍​‌‌ ​ ‌‍‌‌‌‌‌‌‌ ​‍‌‍ ​​ ‌‌‍‍​‌ ‌​‌ ‌​‌ ​​​‍‌‌​ ​ ‌​​‌​‍‌‌​ ​‍‌​‌‍​‍‌‌​ ​‍‌​‌‍‌‍ ​‌‍ ‌‍​ ‌‍​‌‌‍ ​‌‍‍​‌‍ ‌ ​ ‌ ‌​​‍‌‌​ ​ ‌​​‌​ ​ ​ ​ ​ ​ ​ ​ ​‍‌‍‌‍‍‌‌‍‌​​ ‌​ ‌​​ ‌‌‌‍​‌‌‍​‍​ ‌​​ ‌‌​ ‍​​ ​ ​‍ ‌​ ‌ ​ ​ ‌‍​‍‌‍‌​​‍ ‌​ ‌​‌‍​‍‌‍‌‍​ ​ ​‍ ‌‌‍​‍​ ‍‌​ ​​‌‍​‍​‍ ‌​ ‌ ​ ‌‌​ ‌‌‌‍‌‍​ ​‌‌‍‌‌‌‍​‍​ ‌‌‌‍‌​​ ​‌‌‍‌‌​ ‌​​‍‌‍‌ ‌​‌ ‍‌‌ ​​‌‍‌‌​ ‌‌‍​‌‌ ‌‌‌ ‌​‌‍‍​‌‍ ‌ ​‍​‍‌‍‌ ​​‌‍​‌‌ ‌​‌‍‍​​ ‌‌‍ ‍‌‍​‌‌‍ ‌‌‍‌‌​‍‌‍‌ ​​‌‍‌‌‌ ​‍‌ ​ ‌ ​​‌‍‌‌‌‍​ ‌ ‌​‌‍‍‌‌ ‌‍‌‍‌‌​ ‌‌ ​​‌ ‌‌‌‍​‍‌‍ ​‌‍‍‌‌ ​ ‌‍‍​‌‍‌‌‌‍‌​​‍​‍‌ ‌
AIクラウド研究所
AI、クラウド、データエンジニアリング、UI/UXなど、最新のテクノロジーに関する実装手法・設計思考・ワークフローを発